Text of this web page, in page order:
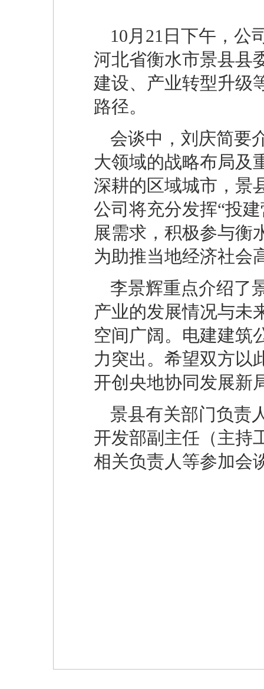
10月21日下午，公
河北省衡水市景县县
建设、产业转型升级
路径。
会谈中，刘庆简要
大领域的战略布局及
深耕的区域城市，景
公司将充分发挥“投
展需求，积极参与衡
为助推当地经济社会
李景辉重点介绍了
产业的发展情况与未
空间广阔。电建建筑
力突出。希望双方以
开创央地协同发展新
景县有关部门负责
开发部副主任（主持
相关负责人等参加会